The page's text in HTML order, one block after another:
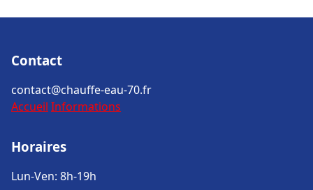
Contact
contact@chauffe-eau-70.fr
Accueil Informations
Horaires
Lun-Ven: 8h-19h